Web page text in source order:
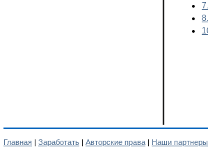
Главная | Заработать | Авторские права | Наши партнеры